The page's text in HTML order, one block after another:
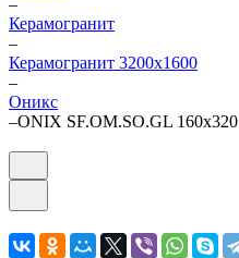
–
Керамогранит
–
Керамогранит 3200х1600
–
Оникс
–ONIX SF.OM.SO.GL 160х320